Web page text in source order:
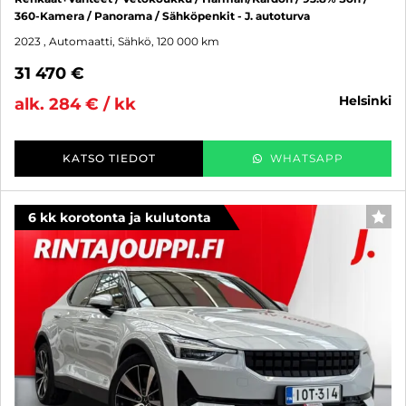
360-Kamera / Panorama / Sähköpenkit - J. autoturva
2023 , Automaatti, Sähkö, 120 000 km
31 470 €
alk. 284 € / kk
helsinki
KATSO TIEDOT WHATSAPP
6 kk korotonta ja kulutonta